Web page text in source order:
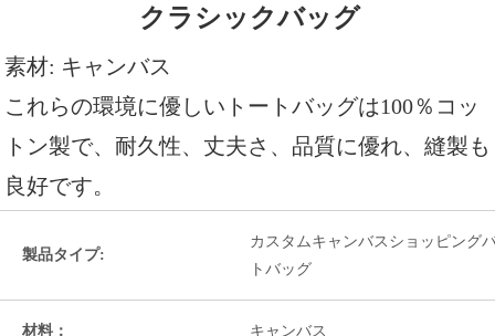
クラシックバッグ
素材: キャンバス
これらの環境に優しいトートバッグは100％コッ
トン製で、耐久性、丈夫さ、品質に優れ、縫製も
良好です。
製品タイプ:
カスタムキャンバスショッピング
トバッグ
材料： キャンバス